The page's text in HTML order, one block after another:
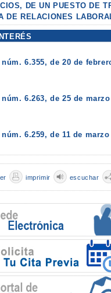
DE UN PUESTO DE
DE RELACIONES
núm. 6.355, de 20 de
núm. 6.263, de 25 de
núm. 6.259, de 11 de marzo
escuchar
imprimir